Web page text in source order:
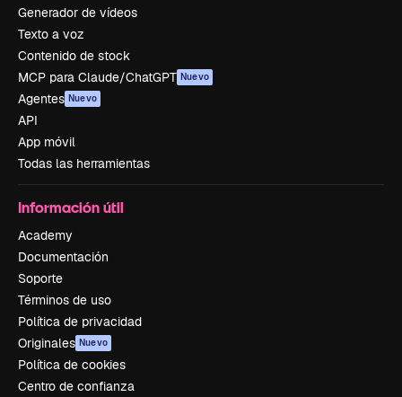
Generador de vídeos
Texto a voz
Contenido de stock
MCP para Claude/ChatGPT Nuevo
Agentes Nuevo
API
App móvil
Todas las herramientas
Información útil
Academy
Documentación
Soporte
Términos de uso
Política de privacidad
Originales Nuevo
Política de cookies
Centro de confianza